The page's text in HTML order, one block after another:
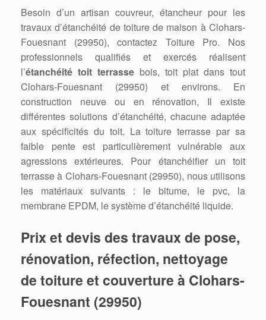
Besoin d’un artisan couvreur, étancheur pour les
travaux d’étanchéité de toiture de maison à Clohars-
Fouesnant (29950), contactez Toiture Pro. Nos
professionnels qualifiés et exercés réalisent
l’étanchéité toit terrasse bois, toit plat dans tout
Clohars-Fouesnant (29950) et environs. En
construction neuve ou en rénovation, Il existe
différentes solutions d’étanchéité, chacune adaptée
aux spécificités du toit. La toiture terrasse par sa
faible pente est particulièrement vulnérable aux
agressions extérieures. Pour étanchéifier un toit
terrasse à Clohars-Fouesnant (29950), nous utilisons
les matériaux suivants : le bitume, le pvc, la
membrane EPDM, le système d’étanchéité liquide.
Prix et devis des travaux de pose,
rénovation, réfection, nettoyage
de toiture et couverture à Clohars-
Fouesnant (29950)